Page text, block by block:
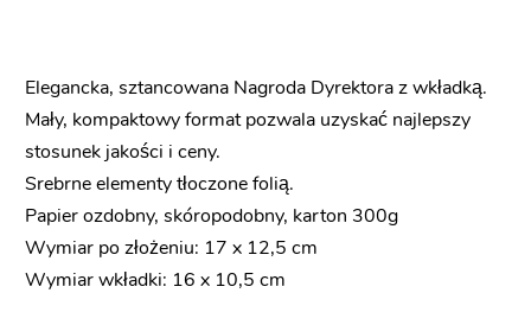
Elegancka, sztancowana Nagroda Dyrektora z wkładką.
Mały, kompaktowy format pozwala uzyskać najlepszy
stosunek jakości i ceny.
Srebrne elementy tłoczone folią.
Papier ozdobny, skóropodobny, karton 300g
Wymiar po złożeniu: 17 x 12,5 cm
Wymiar wkładki: 16 x 10,5 cm